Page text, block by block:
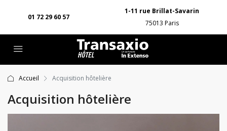
01 72 29 60 57
1-11 rue Brillat-Savarin
75013 Paris
Accueil Acquisition hôtelière
Acquisition hôtelière